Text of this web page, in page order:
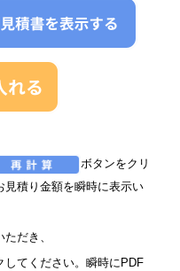
ボタンをクリ
見積り金額を瞬時に表示い
だき、
してください。瞬時にPDF